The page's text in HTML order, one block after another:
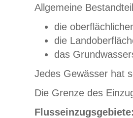
Allgemeine
die
die
das
Jedes Gewässer hat
Die Grenze des